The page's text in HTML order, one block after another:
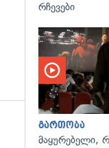
რჩევები
გართობა
მაყურებელი,